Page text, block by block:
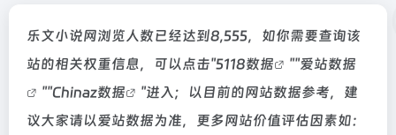
乐文小说网浏览人数已经达到8,555，如你需要查询该
站的相关权重信息，可以点击"5118数据 ""爱站数据
""Chinaz数据
"进入；以目前的网站数据参考，建
议大家请以爱站数据为准，更多网站价值评估因素如：